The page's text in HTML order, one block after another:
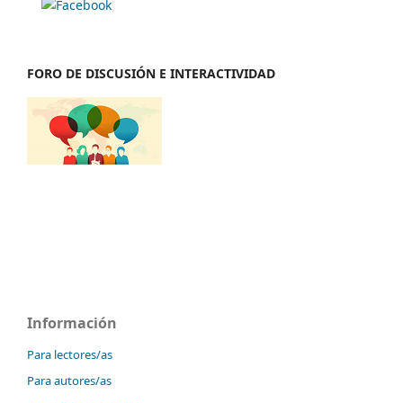
FORO DE DISCUSIÓN E INTERACTIVIDAD
Información
Para lectores/as
Para autores/as